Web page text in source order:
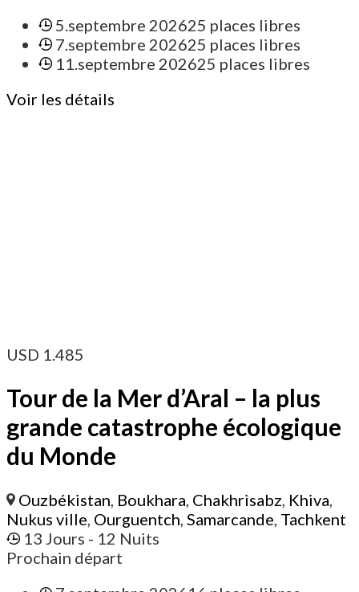
5.septembre 202625 places libres
7.septembre 202625 places libres
11.septembre 202625 places libres
Voir les détails
USD 1.485
Tour de la Mer d’Aral – la plus
grande catastrophe écologique
du Monde
Ouzbékistan, Boukhara, Chakhrisabz, Khiva,
Nukus ville, Ourguentch, Samarcande, Tachkent
13 Jours - 12 Nuits
Prochain départ